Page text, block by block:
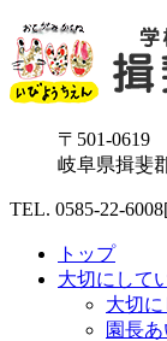
〒501-0619
岐阜県揖斐
TEL. 0585-22-6008
トップ
大切にして
大切
園長